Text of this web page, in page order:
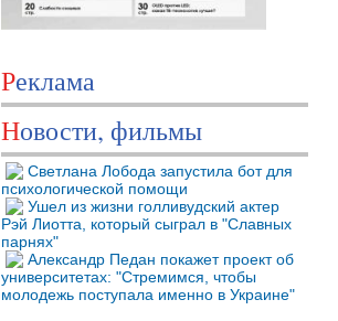
Реклама
Новости, фильмы
Светлана Лобода запустила бот для
психологической помощи
Ушел из жизни голливудский актер
Рэй Лиотта, который сыграл в "Славных
парнях"
Александр Педан покажет проект об
университетах: "Стремимся, чтобы
молодежь поступала именно в Украине"